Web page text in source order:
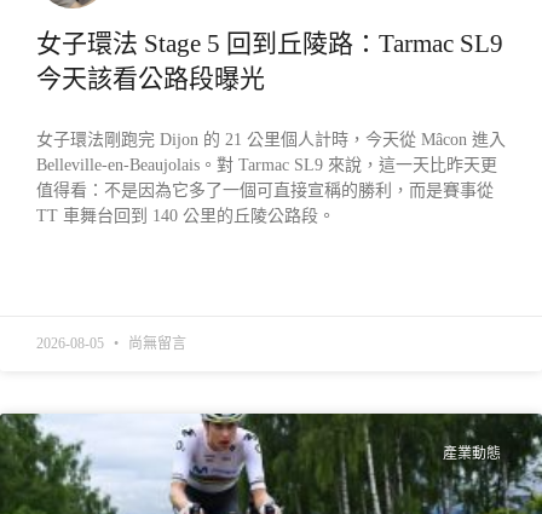
女子環法 Stage 5 回到丘陵路：Tarmac SL9
今天該看公路段曝光
女子環法剛跑完 Dijon 的 21 公里個人計時，今天從 Mâcon 進入
Belleville-en-Beaujolais。對 Tarmac SL9 來說，這一天比昨天更
值得看：不是因為它多了一個可直接宣稱的勝利，而是賽事從
TT 車舞台回到 140 公里的丘陵公路段。
2026-08-05 尚無留言
產業動態